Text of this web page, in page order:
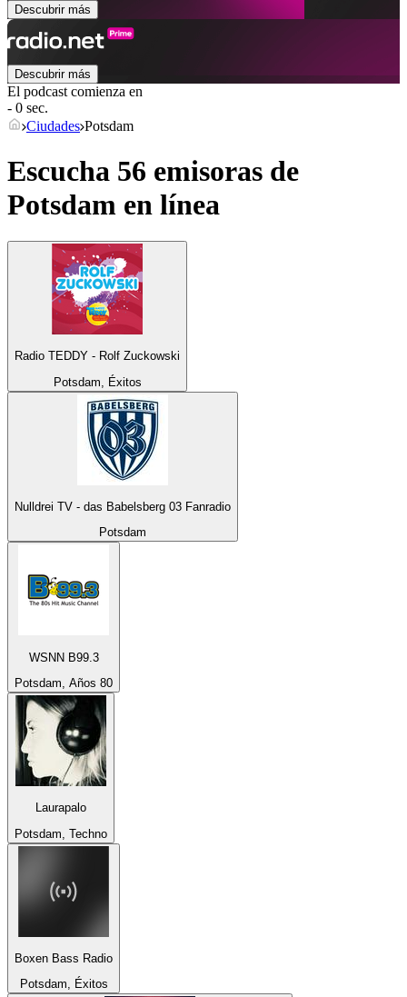
Descubrir más
Descubrir más
El podcast comienza en
- 0 sec.
Ciudades Potsdam
Escucha 56 emisoras de
Potsdam en línea
Radio TEDDY - Rolf Zuckowski
Potsdam, Éxitos
Nulldrei TV - das Babelsberg 03 Fanradio
Potsdam
WSNN B99.3
Potsdam, Años 80
Laurapalo
Potsdam, Techno
Boxen Bass Radio
Potsdam, Éxitos